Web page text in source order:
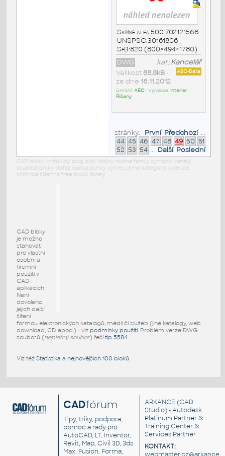
Skříně alfa 500 702121568
UNSPSC:30161806
SfB:820 (800×494×1780)
kat:Kancelář
DWG
AEC-Data
Velikost 88,8kB•
ze dne 16.11.2012
Umístil:AEC• Výrobce: Interier
Říčany
stránky: První Předchozí...
44 45 46 47 48 49 50 51
52 53 54 ... Další Poslední
CAD bloky: knihovny dwg blok rodiny rodina family symboly detaily
součásti prvky stafáž buňka buňky výkres téma kategorie kolekce
knižnica zdarma free block library
CAD bloky
je možno
stahovat
pro vlastní
osobní a
firemní
použití v
CAD
aplikacích.
Není
dovoleno
jejich další
šíření
formou elektronických katalogů, médií či služeb (jiné katalogy, web
download, CD, apod.) - viz podmínky použití. Problém verze DWG
souborů (neplatný soubor) řešítip 5584.
Viz též Statistika a nejnovějších 100 bloků.
CADfórum
Tipy, triky, podpora,
pomoc a rady pro
AutoCAD, LT, Inventor,
Revit, Map, Civil 3D, 3ds
Max, Fusion, Forma,
ARKANCE (CAD
Studio) - Autodesk
Platinum Partner &
Training Center &
Services Partner
KONTAKT: